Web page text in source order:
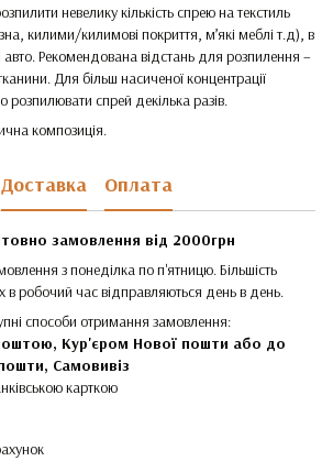
невелику кількість спрею на текстиль
килими/килимові покриття, м’які меблі т.д), в
Рекомендована відстань для розпилення –
Для більш насиченої концентрації
спрей декілька разів.
композиція.
Доставка Оплата
замовлення від 2000грн
з понеділка по п'ятницю. Більшість
робочий час відправляються день в день.
способи отримання замовлення:
Кур'єром Нової пошти або до
Самовивіз
карткою